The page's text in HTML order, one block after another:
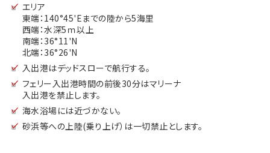
エリア
東端：140°45'Eまでの陸から5海里
西端：水深5ｍ以上
南端：36°11'N
北端：36°26'N
入出港はデッドスローで航行する。
フェリー入出港時間の前後30分はマリーナ
入出港を禁止します。
海水浴場には近づかない。
砂浜等への上陸(乗り上げ）は一切禁止とします。